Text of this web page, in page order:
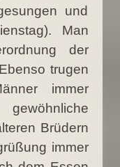
und
Man
der
trugen
immer
Brüdern
immer